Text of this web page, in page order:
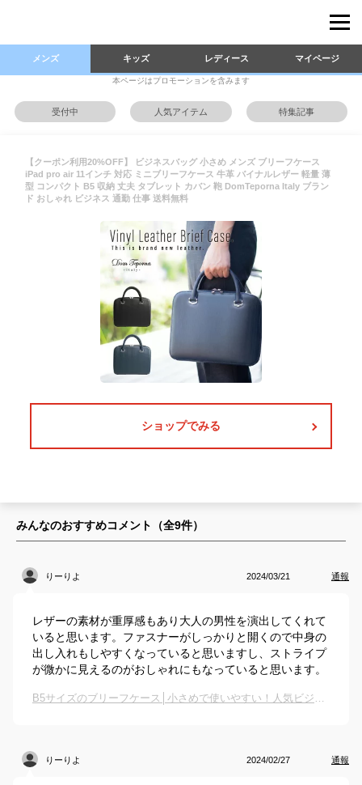
メンズ キッズ レディース マイページ
本ページはプロモーションを含みます
受付中 人気アイテム 特集記事
【クーポン利用20%OFF】 ビジネスバッグ 小さめ メンズ ブリーフケース
iPad pro air 11インチ 対応 ミニブリーフケース 牛革 バイナルレザー 軽量 薄
型 コンパクト B5 収納 丈夫 タブレット カバン 鞄 DomTeporna Italy ブラン
ド おしゃれ ビジネス 通勤 仕事 送料無料
ショップでみる
みんなのおすすめコメント（全9件）
りーりよ 2024/03/21 通報
レザーの素材が重厚感もあり大人の男性を演出してくれて
いると思います。ファスナーがしっかりと開くので中身の
出し入れもしやすくなっていると思いますし、ストライプ
が微かに見えるのがおしゃれにもなっていると思います。
B5サイズのブリーフケース│小さめで使いやすい！人気ビジネスバッグ（メンズ用）のおすすめは？
りーりよ 2024/02/27 通報